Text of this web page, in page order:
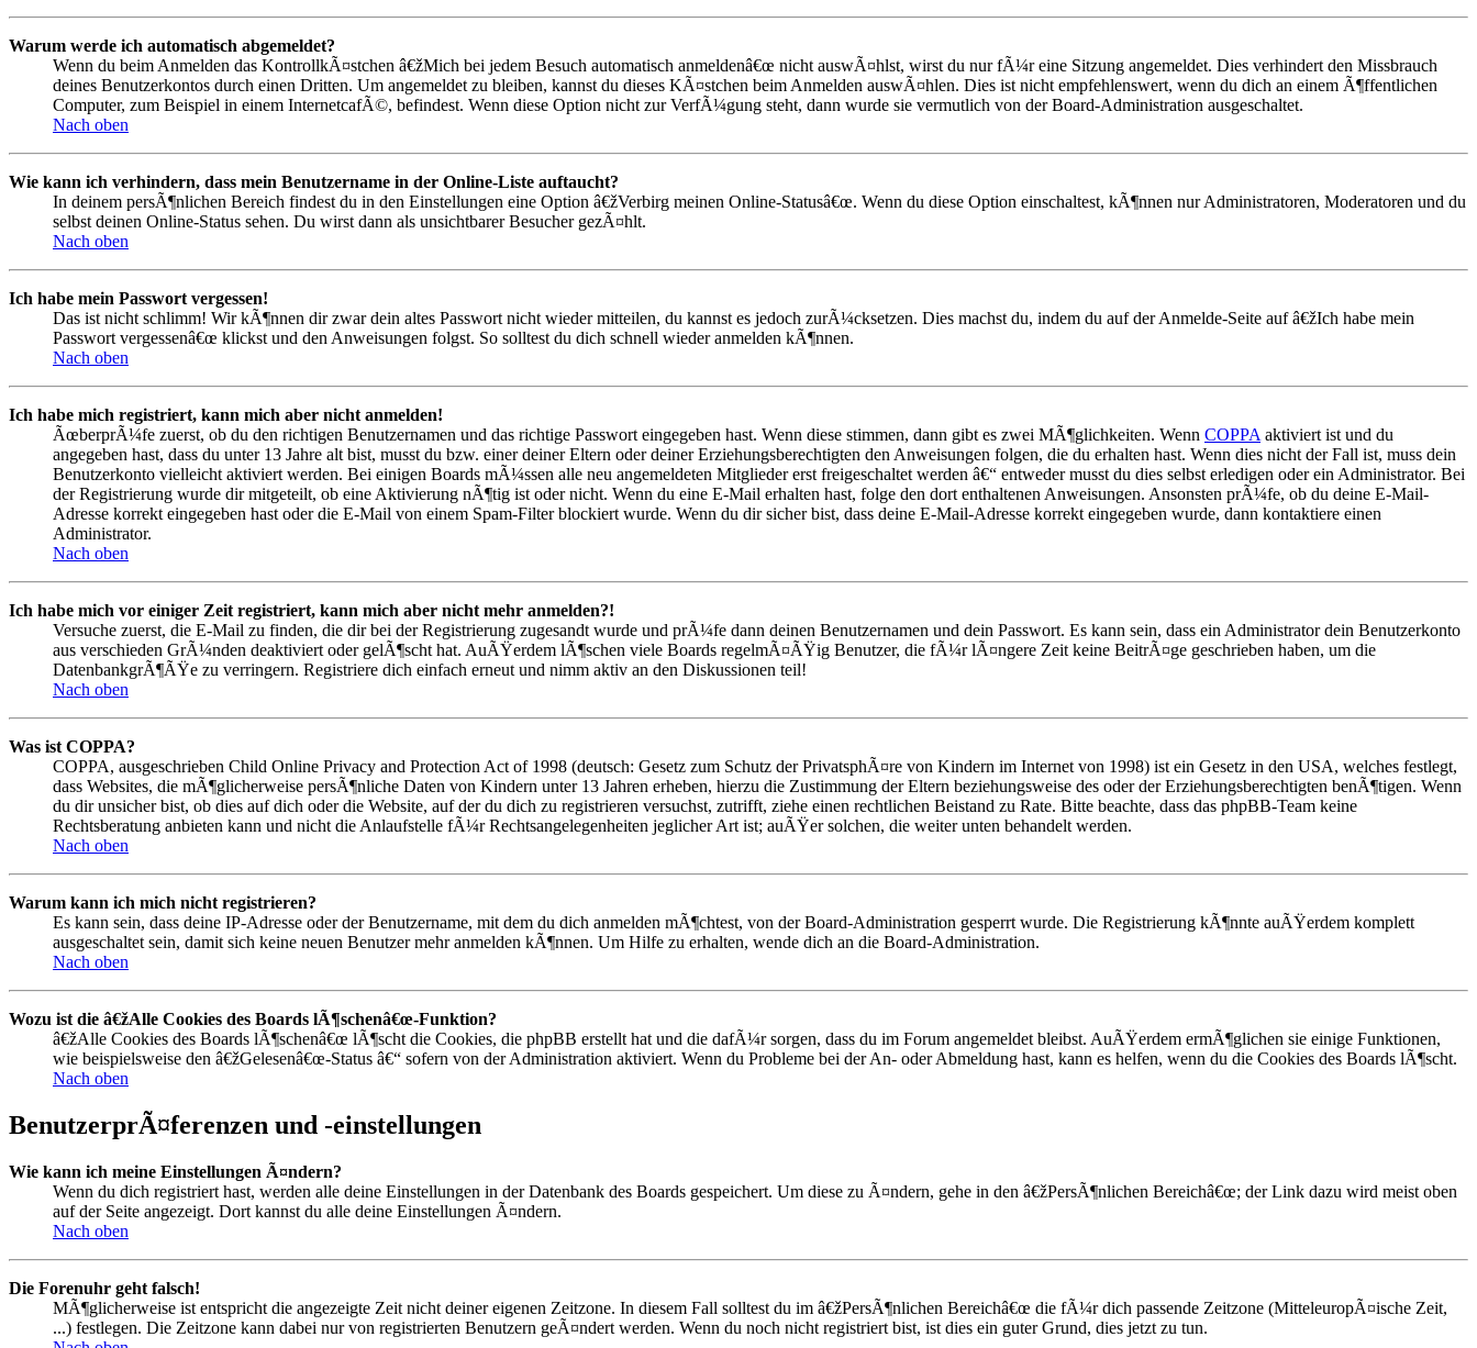
Warum werde ich automatisch abgemeldet?
Wenn du beim Anmelden das KontrollkÃ¤stchen â€žMich bei jedem Besuch automatisch anmeldenâ€œ nicht auswÃ¤hlst, wirst du nur fÃ¼r eine Sitzung angemeldet. Dies verhindert den Missbrauch
deines Benutzerkontos durch einen Dritten. Um angemeldet zu bleiben, kannst du dieses KÃ¤stchen beim Anmelden auswÃ¤hlen. Dies ist nicht empfehlenswert, wenn du dich an einem Ã¶ffentlichen
Computer, zum Beispiel in einem InternetcafÃ©, befindest. Wenn diese Option nicht zur VerfÃ¼gung steht, dann wurde sie vermutlich von der Board-Administration ausgeschaltet.
Nach oben
Wie kann ich verhindern, dass mein Benutzername in der Online-Liste auftaucht?
In deinem persÃ¶nlichen Bereich findest du in den Einstellungen eine Option â€žVerbirg meinen Online-Statusâ€œ. Wenn du diese Option einschaltest, kÃ¶nnen nur Administratoren, Moderatoren und du
selbst deinen Online-Status sehen. Du wirst dann als unsichtbarer Besucher gezÃ¤hlt.
Nach oben
Ich habe mein Passwort vergessen!
Das ist nicht schlimm! Wir kÃ¶nnen dir zwar dein altes Passwort nicht wieder mitteilen, du kannst es jedoch zurÃ¼cksetzen. Dies machst du, indem du auf der Anmelde-Seite auf â€žIch habe mein
Passwort vergessenâ€œ klickst und den Anweisungen folgst. So solltest du dich schnell wieder anmelden kÃ¶nnen.
Nach oben
Ich habe mich registriert, kann mich aber nicht anmelden!
ÃœberprÃ¼fe zuerst, ob du den richtigen Benutzernamen und das richtige Passwort eingegeben hast. Wenn diese stimmen, dann gibt es zwei MÃ¶glichkeiten. Wenn COPPA aktiviert ist und du
angegeben hast, dass du unter 13 Jahre alt bist, musst du bzw. einer deiner Eltern oder deiner Erziehungsberechtigten den Anweisungen folgen, die du erhalten hast. Wenn dies nicht der Fall ist, muss dein
Benutzerkonto vielleicht aktiviert werden. Bei einigen Boards mÃ¼ssen alle neu angemeldeten Mitglieder erst freigeschaltet werden â€“ entweder musst du dies selbst erledigen oder ein Administrator. Bei
der Registrierung wurde dir mitgeteilt, ob eine Aktivierung nÃ¶tig ist oder nicht. Wenn du eine E-Mail erhalten hast, folge den dort enthaltenen Anweisungen. Ansonsten prÃ¼fe, ob du deine E-Mail-
Adresse korrekt eingegeben hast oder die E-Mail von einem Spam-Filter blockiert wurde. Wenn du dir sicher bist, dass deine E-Mail-Adresse korrekt eingegeben wurde, dann kontaktiere einen
Administrator.
Nach oben
Ich habe mich vor einiger Zeit registriert, kann mich aber nicht mehr anmelden?!
Versuche zuerst, die E-Mail zu finden, die dir bei der Registrierung zugesandt wurde und prÃ¼fe dann deinen Benutzernamen und dein Passwort. Es kann sein, dass ein Administrator dein Benutzerkonto
aus verschieden GrÃ¼nden deaktiviert oder gelÃ¶scht hat. AuÃŸerdem lÃ¶schen viele Boards regelmÃ¤ÃŸig Benutzer, die fÃ¼r lÃ¤ngere Zeit keine BeitrÃ¤ge geschrieben haben, um die
DatenbankgrÃ¶ÃŸe zu verringern. Registriere dich einfach erneut und nimm aktiv an den Diskussionen teil!
Nach oben
Was ist COPPA?
COPPA, ausgeschrieben Child Online Privacy and Protection Act of 1998 (deutsch: Gesetz zum Schutz der PrivatsphÃ¤re von Kindern im Internet von 1998) ist ein Gesetz in den USA, welches festlegt,
dass Websites, die mÃ¶glicherweise persÃ¶nliche Daten von Kindern unter 13 Jahren erheben, hierzu die Zustimmung der Eltern beziehungsweise des oder der Erziehungsberechtigten benÃ¶tigen. Wenn
du dir unsicher bist, ob dies auf dich oder die Website, auf der du dich zu registrieren versuchst, zutrifft, ziehe einen rechtlichen Beistand zu Rate. Bitte beachte, dass das phpBB-Team keine
Rechtsberatung anbieten kann und nicht die Anlaufstelle fÃ¼r Rechtsangelegenheiten jeglicher Art ist; auÃŸer solchen, die weiter unten behandelt werden.
Nach oben
Warum kann ich mich nicht registrieren?
Es kann sein, dass deine IP-Adresse oder der Benutzername, mit dem du dich anmelden mÃ¶chtest, von der Board-Administration gesperrt wurde. Die Registrierung kÃ¶nnte auÃŸerdem komplett
ausgeschaltet sein, damit sich keine neuen Benutzer mehr anmelden kÃ¶nnen. Um Hilfe zu erhalten, wende dich an die Board-Administration.
Nach oben
Wozu ist die â€žAlle Cookies des Boards lÃ¶schenâ€œ-Funktion?
â€žAlle Cookies des Boards lÃ¶schenâ€œ lÃ¶scht die Cookies, die phpBB erstellt hat und die dafÃ¼r sorgen, dass du im Forum angemeldet bleibst. AuÃŸerdem ermÃ¶glichen sie einige Funktionen,
wie beispielsweise den â€žGelesenâ€œ-Status â€“ sofern von der Administration aktiviert. Wenn du Probleme bei der An- oder Abmeldung hast, kann es helfen, wenn du die Cookies des Boards lÃ¶scht.
Nach oben
BenutzerprÃ¤ferenzen und -einstellungen
Wie kann ich meine Einstellungen Ã¤ndern?
Wenn du dich registriert hast, werden alle deine Einstellungen in der Datenbank des Boards gespeichert. Um diese zu Ã¤ndern, gehe in den â€žPersÃ¶nlichen Bereichâ€œ; der Link dazu wird meist oben
auf der Seite angezeigt. Dort kannst du alle deine Einstellungen Ã¤ndern.
Nach oben
Die Forenuhr geht falsch!
MÃ¶glicherweise ist entspricht die angezeigte Zeit nicht deiner eigenen Zeitzone. In diesem Fall solltest du im â€žPersÃ¶nlichen Bereichâ€œ die fÃ¼r dich passende Zeitzone (MitteleuropÃ¤ische Zeit,
...) festlegen. Die Zeitzone kann dabei nur von registrierten Benutzern geÃ¤ndert werden. Wenn du noch nicht registriert bist, ist dies ein guter Grund, dies jetzt zu tun.